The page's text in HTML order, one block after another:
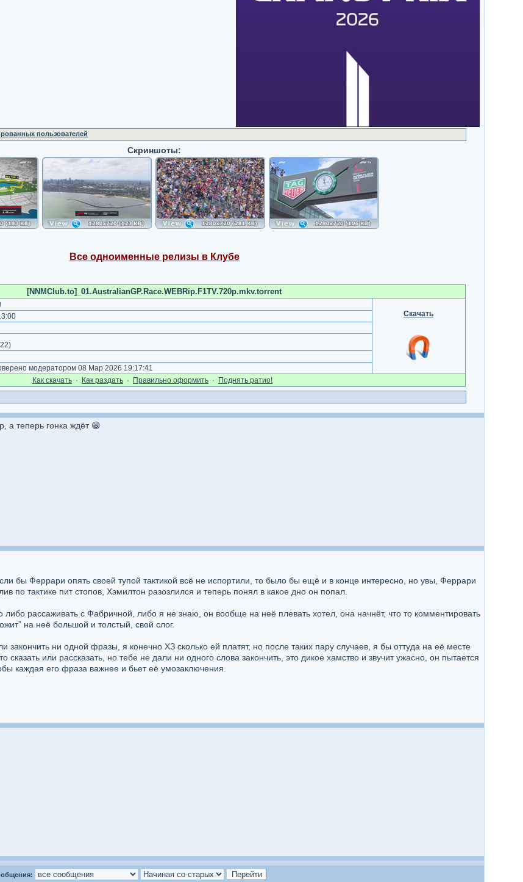
пользователей
Скриншоты:
Все одноименные релизы в Клубе
[NNMClub.to]_01.AustralianGP.Race.WEBRip.F1TV.720p.mkv.torrent
Скачать
22)
модератором 08 Мар 2026 19:17:41
Как cкачать · Как раздать · Правильно оформить · Поднять ратио!
а теперь гонка ждёт 😁
бы Феррари опять своей тупой тактикой всё не испортили, то было бы ещё и в конце интересно, но увы, Феррари
по тактике пит стопов, Хэмилтон разозлился и теперь понял в какое дно он попал.
рассаживать с Фабричной, либо я не знаю, он вообще на неё плевать хотел, она начнёт, что то комментировать
на неё большой и толстый, свой слог.
закончить ни одной фразы, я конечно ХЗ сколько ей платят, но после таких пару случаев, я бы оттуда на её месте
сказать или рассказать, но тебе не дали ни одного слова закончить, это дикое хамство и звучит ужасно, он пытается
каждая его фраза важнее и бьет её умозаключения.